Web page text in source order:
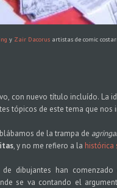
y Zair Dacorusartistas de comic
con nuevo título incluído. La
tópicos de este tema que nos
de la trampa de
, y no me refiero a la histórica
dibujantes han comenzado
se va contando el